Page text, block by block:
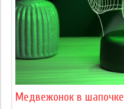
Медвежонок в шапочке